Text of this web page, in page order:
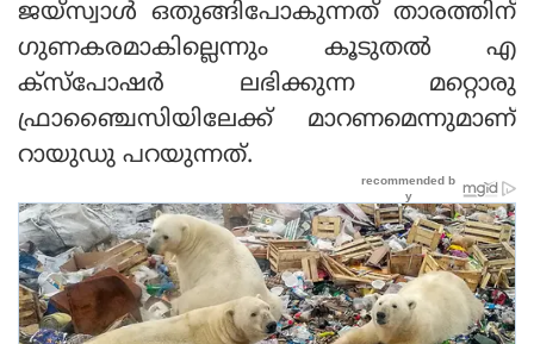
ജയ്‌സ്വാള്‍ ഒതുങ്ങിപോകുന്നത് താരത്തിന്
ഗുണകരമാകില്ലെന്നും കൂടുതല്‍ എ
ക്‌സ്‌പോഷര്‍ ലഭിക്കുന്ന മറ്റൊരു
ഫ്രാഞ്ചൈസിയിലേക്ക് മാറണമെന്നുമാണ്
റായുഡു പറയുന്നത്.